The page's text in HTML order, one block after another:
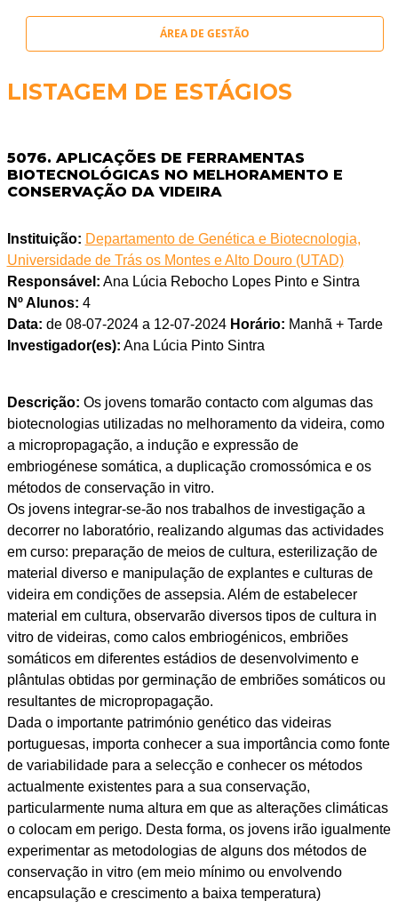
ÁREA DE GESTÃO
LISTAGEM DE ESTÁGIOS
5076. APLICAÇÕES DE FERRAMENTAS
BIOTECNOLÓGICAS NO MELHORAMENTO E
CONSERVAÇÃO DA VIDEIRA
Instituição: Departamento de Genética e Biotecnologia,
Universidade de Trás os Montes e Alto Douro (UTAD)
Responsável: Ana Lúcia Rebocho Lopes Pinto e Sintra
Nº Alunos: 4
Data: de 08-07-2024 a 12-07-2024 Horário: Manhã + Tarde
Investigador(es): Ana Lúcia Pinto Sintra
Descrição: Os jovens tomarão contacto com algumas das
biotecnologias utilizadas no melhoramento da videira, como
a micropropagação, a indução e expressão de
embriogénese somática, a duplicação cromossómica e os
métodos de conservação in vitro.
Os jovens integrar-se-ão nos trabalhos de investigação a
decorrer no laboratório, realizando algumas das actividades
em curso: preparação de meios de cultura, esterilização de
material diverso e manipulação de explantes e culturas de
videira em condições de assepsia. Além de estabelecer
material em cultura, observarão diversos tipos de cultura in
vitro de videiras, como calos embriogénicos, embriões
somáticos em diferentes estádios de desenvolvimento e
plântulas obtidas por germinação de embriões somáticos ou
resultantes de micropropagação.
Dada o importante património genético das videiras
portuguesas, importa conhecer a sua importância como fonte
de variabilidade para a selecção e conhecer os métodos
actualmente existentes para a sua conservação,
particularmente numa altura em que as alterações climáticas
o colocam em perigo. Desta forma, os jovens irão igualmente
experimentar as metodologias de alguns dos métodos de
conservação in vitro (em meio mínimo ou envolvendo
encapsulação e crescimento a baixa temperatura)